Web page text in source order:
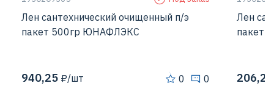
Лен сантехнический очищенный п/э
пакет 500гр ЮНАФЛЭКС
940,25 ₽/шт 0 0
Лен
пакет
206,25